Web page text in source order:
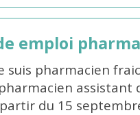
emploi
suis pharmacien
assistant
du 15